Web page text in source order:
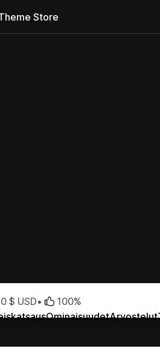
Store
OminaisuudetArvostelut
$ USD• 100%